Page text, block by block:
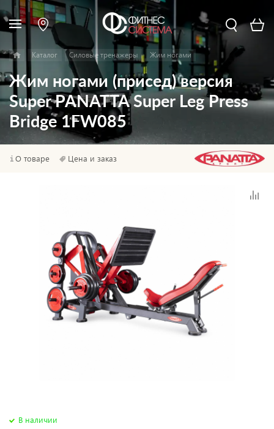
Каталог Силовые тренажеры Жим ногами
Жим ногами (присед) версия
Super PANATTA Super Leg Press
Bridge 1FW085
О товаре Цена и заказ
В наличии